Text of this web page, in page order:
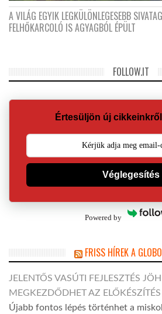
A VILÁG EGYIK LEGKÜLÖNLEGESEBB
FELHŐKARCOLÓ IS AGYAGBÓL ÉPÜLT
FOLLOW.IT
Értesüljön új
Véglegesítés
Powered by
FRISS HÍREK A
JELENTŐS VASÚTI FEJLESZTÉS
MEGKEZDŐDHET AZ ELŐKÉSZÍTÉS
Újabb fontos lépés történhet a